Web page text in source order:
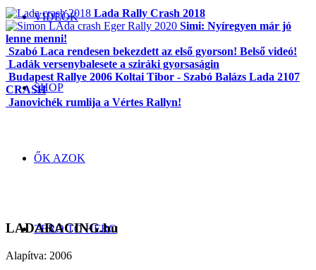
VIDEÓK
SHOP
ŐK AZOK
ZERO TO HERO
Lada Rally Crash 2018
Simi: Nyíregyen már jó
lenne menni!
Szabó Laca rendesen bekezdett az első gyorson! Belső videó!
Ladák versenybalesete a sziráki gyorsaságin
Budapest Rallye 2006 Koltai Tibor - Szabó Balázs Lada 2107
CRASH
Janovichék rumlija a Vértes Rallyn!
LADARACING.hu
Alapítva: 2006